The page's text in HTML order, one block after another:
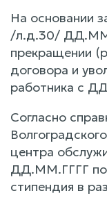
На основании
/л.д.30/
прекращении
договора и
работника с
Согласно
центра
ДД.ММ.ГГГГ
стипендия в